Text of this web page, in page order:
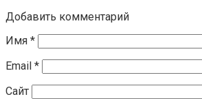
Добавить комментарий
Имя *
Email *
Сайт